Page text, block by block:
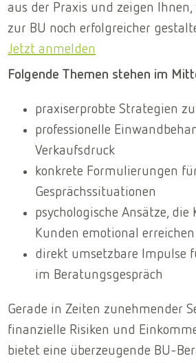
aus der Praxis und zeigen Ihnen,
zur BU noch erfolgreicher
Jetzt anmelden
Folgende Themen stehen im
praxiserprobte Strategien
professionelle
Verkaufsdruck
konkrete Formulierungen
Gesprächssituationen
psychologische Ansätze,
Kunden emotional erreichen
direkt umsetzbare Impulse
im Beratungsgespräch
Gerade in Zeiten zunehmender
finanzielle Risiken und
bietet eine überzeugende BU-